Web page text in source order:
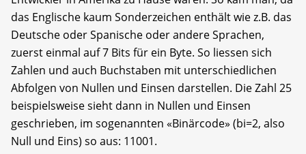
das Englische kaum Sonderzeichen enthält wie z.B. das
Deutsche oder Spanische oder andere Sprachen,
zuerst einmal auf 7 Bits für ein Byte. So liessen sich
Zahlen und auch Buchstaben mit unterschiedlichen
Abfolgen von Nullen und Einsen darstellen. Die Zahl 25
beispielsweise sieht dann in Nullen und Einsen
geschrieben, im sogenannten «Binärcode» (bi=2, also
Null und Eins) so aus: 11001.